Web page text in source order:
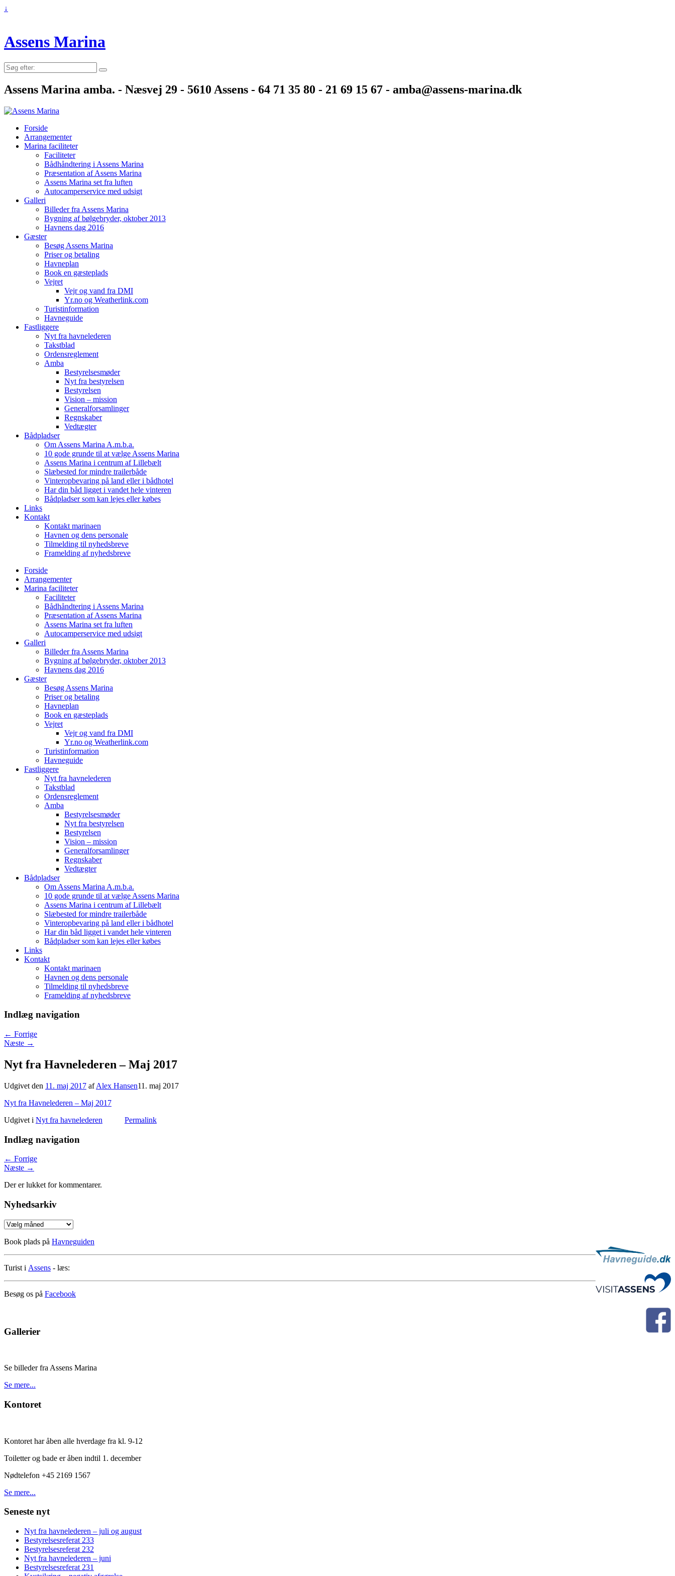
↓
Assens Marina
Søg
efter:
Assens Marina amba. - Næsvej 29 - 5610 Assens - 64 71 35 80 - 21 69 15 67 - amba@assens-marina.dk
Forside
Arrangementer
Marina faciliteter
Faciliteter
Bådhåndtering i Assens Marina
Præsentation af Assens Marina
Assens Marina set fra luften
Autocamperservice med udsigt
Galleri
Billeder fra Assens Marina
Bygning af bølgebryder, oktober 2013
Havnens dag 2016
Gæster
Besøg Assens Marina
Priser og betaling
Havneplan
Book en gæsteplads
Vejret
Vejr og vand fra DMI
Yr.no og Weatherlink.com
Turistinformation
Havneguide
Fastliggere
Nyt fra havnelederen
Takstblad
Ordensreglement
Amba
Bestyrelsesmøder
Nyt fra bestyrelsen
Bestyrelsen
Vision – mission
Generalforsamlinger
Regnskaber
Vedtægter
Bådpladser
Om Assens Marina A.m.b.a.
10 gode grunde til at vælge Assens Marina
Assens Marina i centrum af Lillebælt
Slæbested for mindre trailerbåde
Vinteropbevaring på land eller i bådhotel
Har din båd ligget i vandet hele vinteren
Bådpladser som kan lejes eller købes
Links
Kontakt
Kontakt marinaen
Havnen og dens personale
Tilmelding til nyhedsbreve
Framelding af nyhedsbreve
Forside
Arrangementer
Marina faciliteter
Faciliteter
Bådhåndtering i Assens Marina
Præsentation af Assens Marina
Assens Marina set fra luften
Autocamperservice med udsigt
Galleri
Billeder fra Assens Marina
Bygning af bølgebryder, oktober 2013
Havnens dag 2016
Gæster
Besøg Assens Marina
Priser og betaling
Havneplan
Book en gæsteplads
Vejret
Vejr og vand fra DMI
Yr.no og Weatherlink.com
Turistinformation
Havneguide
Fastliggere
Nyt fra havnelederen
Takstblad
Ordensreglement
Amba
Bestyrelsesmøder
Nyt fra bestyrelsen
Bestyrelsen
Vision – mission
Generalforsamlinger
Regnskaber
Vedtægter
Bådpladser
Om Assens Marina A.m.b.a.
10 gode grunde til at vælge Assens Marina
Assens Marina i centrum af Lillebælt
Slæbested for mindre trailerbåde
Vinteropbevaring på land eller i bådhotel
Har din båd ligget i vandet hele vinteren
Bådpladser som kan lejes eller købes
Links
Kontakt
Kontakt marinaen
Havnen og dens personale
Tilmelding til nyhedsbreve
Framelding af nyhedsbreve
Indlæg navigation
← Forrige
Næste →
Nyt fra Havnelederen – Maj 2017
Udgivet den 11. maj 2017 afAlex Hansen11. maj 2017
Nyt fra Havnelederen – Maj 2017
Udgivet i Nyt fra havnelederen Permalink
Indlæg navigation
← Forrige
Næste →
Der er lukket for kommentarer.
Nyhedsarkiv
Nyhedsarkiv
Book plads på Havneguiden
Turist i Assens - læs:
Besøg os på Facebook
Gallerier
Se billeder fra Assens Marina
Se mere...
Kontoret
Kontoret har åben alle hverdage fra kl. 9-12
Toiletter og bade er åben indtil 1. december
Nødtelefon +45 2169 1567
Se mere...
Seneste nyt
Nyt fra havnelederen – juli og august
Bestyrelsesreferat 233
Bestyrelsesreferat 232
Nyt fra havnelederen – juni
Bestyrelsesreferat 231